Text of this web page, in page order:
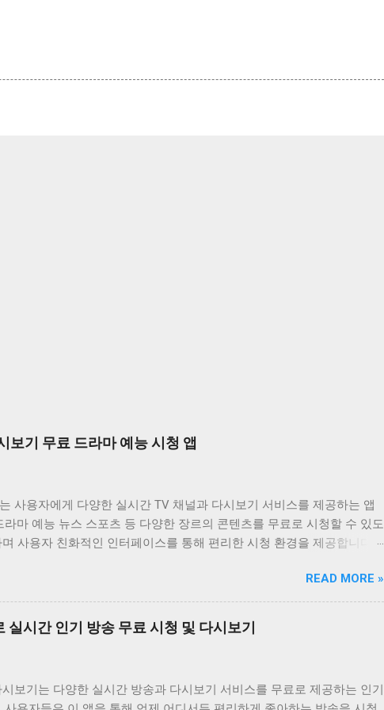
보기 무료 드라마 예능 시청 앱
사용자에게 다양한 실시간 TV 채널과 다시보기 서비스를 제공하는 앱
라마 예능 뉴스 스포츠 등 다양한 장르의 콘텐츠를 무료로 시청할 수 있도
사용자 친화적인 인터페이스를 통해 편리한 시청 환경을 제공합니다.
채널을 시청하고 싶은 사용자에게 유용한 앱입니다. 다양한 콘텐츠를 무
며 사용자 편의성을 높인 기능들을 통해 사용자 만족도를 높이고 있습
위키는 사용자가 원하는 콘텐츠를 쉽게 찾고 시청할 수 있도록 다양한 기
합니다. 실시간 TV 시청 기능은 사용자가 현재 방송 중인 채널을 바로 시
수 있도록 돕고 검색 기능을 통해 원하는 콘텐츠를 빠르게 찾을 수 있
READ MORE »
실시간 인기 방송 무료 시청 및 다시보기
보기는 다양한 실시간 방송과 다시보기 서비스를 무료로 제공하는 인기